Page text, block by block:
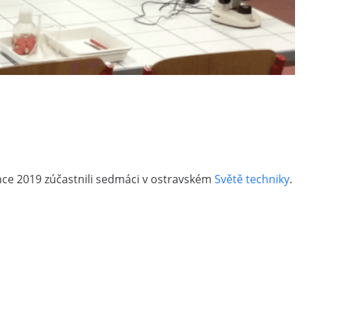
2019 zúčastnili sedmáci v ostravském Světě techniky.